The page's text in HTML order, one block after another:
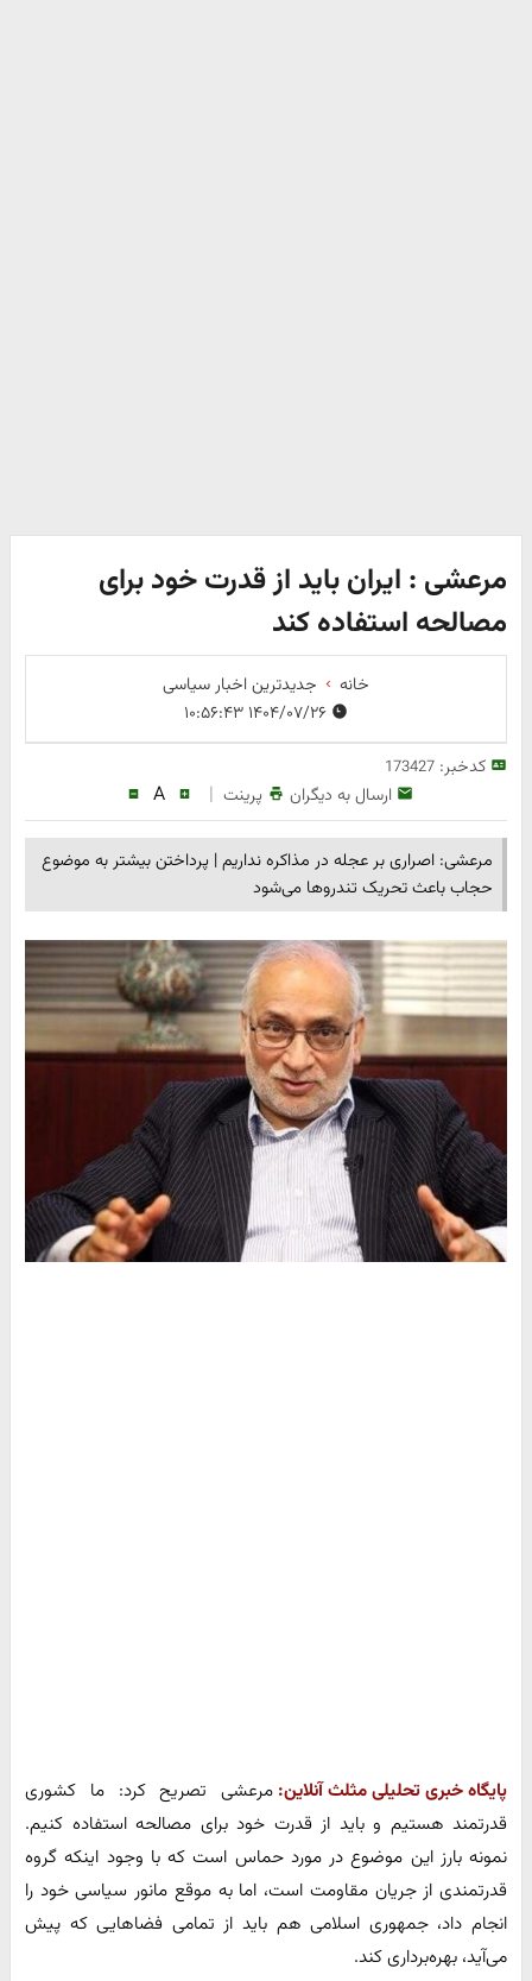
مرعشی : ایران باید از قدرت خود برای
مصالحه استفاده کند
خانه
جدیدترین اخبار سیاسی
۱۴۰۴/۰۷/۲۶ ۱۰:۵۶:۴۳
کدخبر:173427
ارسال به دیگران پرینت |
A
مرعشی: اصراری بر عجله در مذاکره نداریم | پرداختن بیشتر به موضوع
حجاب باعث تحریک تندروها می‌شود
پایگاه خبری تحلیلی مثلث آنلاین: مرعشی تصریح کرد: ما کشوری
قدرتمند هستیم و باید از قدرت خود برای مصالحه استفاده کنیم.
نمونه بارز این موضوع در مورد حماس است که با وجود اینکه گروه
قدرتمندی از جریان مقاومت است، اما به موقع مانور سیاسی خود را
انجام داد، جمهوری اسلامی هم باید از تمامی فضاهایی که پیش
می‌آید، بهره‌برداری کند.